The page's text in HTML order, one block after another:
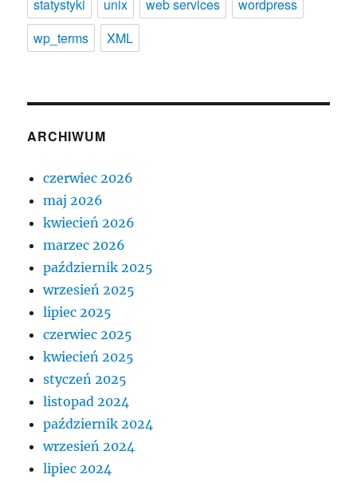
statystyki
unix web services
wordpress
wp_terms
XML
ARCHIWUM
czerwiec 2026
maj 2026
kwiecień 2026
marzec 2026
październik 2025
wrzesień 2025
lipiec 2025
czerwiec 2025
kwiecień 2025
styczeń 2025
listopad 2024
październik 2024
wrzesień 2024
lipiec 2024